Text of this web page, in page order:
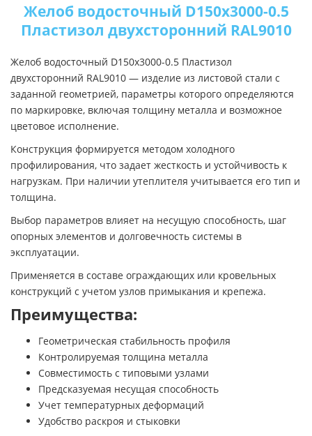
Желоб водосточный D150х3000-0.5
Пластизол двухсторонний RAL9010
Желоб водосточный D150х3000-0.5 Пластизол
двухсторонний RAL9010 — изделие из листовой стали с
заданной геометрией, параметры которого определяются
по маркировке, включая толщину металла и возможное
цветовое исполнение.
Конструкция формируется методом холодного
профилирования, что задает жесткость и устойчивость к
нагрузкам. При наличии утеплителя учитывается его тип и
толщина.
Выбор параметров влияет на несущую способность, шаг
опорных элементов и долговечность системы в
эксплуатации.
Применяется в составе ограждающих или кровельных
конструкций с учетом узлов примыкания и крепежа.
Преимущества:
Геометрическая стабильность профиля
Контролируемая толщина металла
Совместимость с типовыми узлами
Предсказуемая несущая способность
Учет температурных деформаций
Удобство раскроя и стыковки